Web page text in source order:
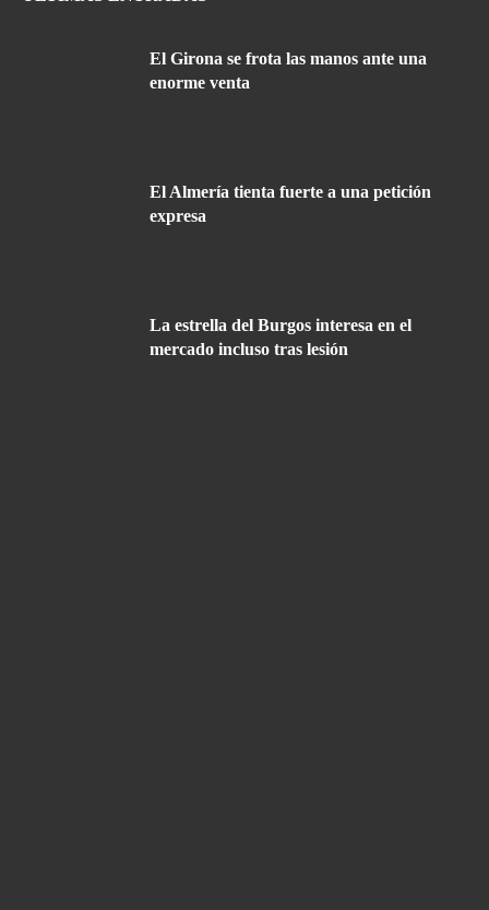
El Girona se frota las manos ante una
enorme venta
El Almería tienta fuerte a una petición
expresa
La estrella del Burgos interesa en el
mercado incluso tras lesión